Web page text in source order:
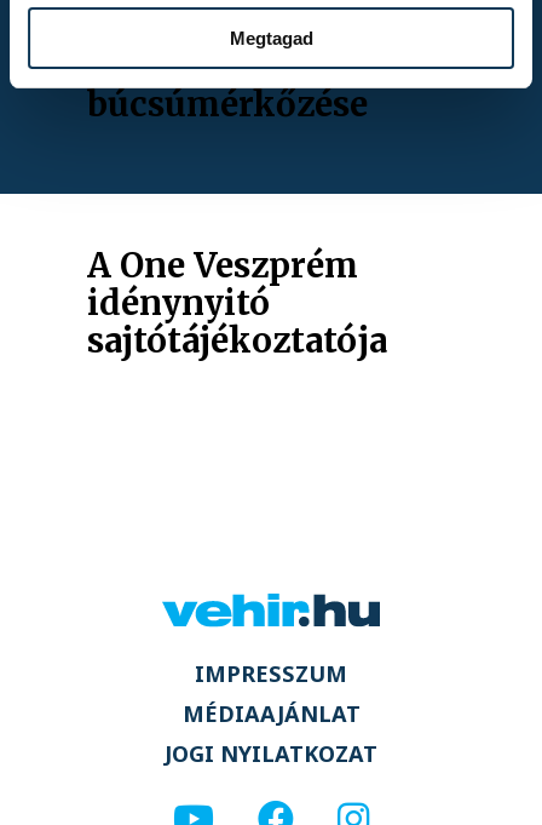
Megtagad
Gasper Marguc
búcsúmérkőzése
A One Veszprém
idénynyitó
sajtótájékoztatója
IMPRESSZUM
MÉDIAAJÁNLAT
JOGI NYILATKOZAT